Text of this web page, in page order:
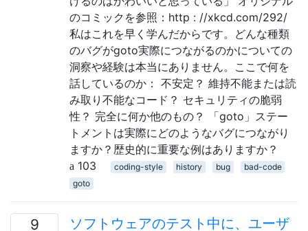
のコミックを参照：http : //xkcd.com/292/
私はこれを早く学んだからです。どんな種類
のバグがgoto実際につながるのかについての
洞察や経験は本当にありません。ここで何を
話しているのか： 不安定？ 維持不能または読
み取り不能なコード？ セキュリティの脆弱
性？ 完全に何か他のもの？ 「goto」ステー
トメントは実際にどのようなバグにつながり
ますか？歴史的に重要な例はありますか？
103
coding-style history bug
bad-code
goto
9
ソフトウェアのテスト中に、ユーザ